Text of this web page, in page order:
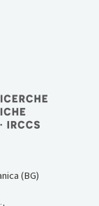
(BG)